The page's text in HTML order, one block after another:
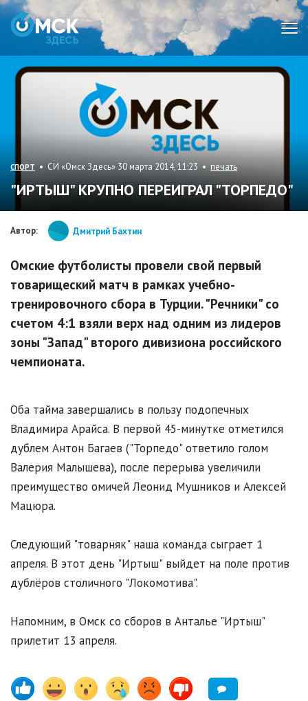
СПОРТ • СИ «Омск Здесь» 30 марта 2014, 11:23 • печать
"ИРТЫШ" КРУПНО ПЕРЕИГРАЛ "ТОРПЕДО"
Автор: Дмитрий Бахтин
Омские футболисты провели свой первый
товарищеский матч в рамках учебно-
тренировочного сбора в Турции. "Речники" со
счетом 4:1 взяли верх над одним из лидеров
зоны "Запад" второго дивизиона российского
чемпионата.
Оба тайма завершались в пользу подопечных
Владимира Арайса. В первой 45-минутке отметился
дублем Антон Багаев ("Торпедо" ответило голом
Валерия Малышева), после перерыва увеличили
преимущество омичей Леонид Мушников и Алексей
Мацюра.
Следующий "товарняк" наша команда сыграет 1
апреля. В этот день "Иртыш" выйдет на поле против
дублёров столичного "Локомотива".
Напомним, в Омск со сборов в Анталье "Иртыш"
прилетит 13 апреля.